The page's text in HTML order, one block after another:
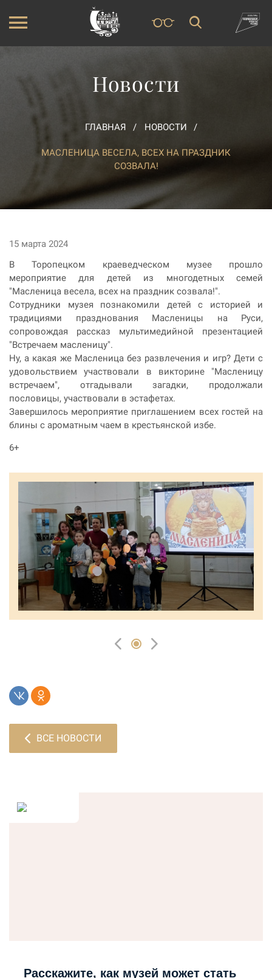
Новости
ГЛАВНАЯ НОВОСТИ
МАСЛЕНИЦА ВЕСЕЛА, ВСЕХ НА ПРАЗДНИК
СОЗВАЛА!
15 марта 2024
В Торопецком краеведческом музее прошло
мероприятие для детей из многодетных семей
"Масленица весела, всех на праздник созвала!".
Сотрудники музея познакомили детей с историей и
традициями празднования Масленицы на Руси,
сопровождая рассказ мультимедийной презентацией
"Встречаем масленицу".
Ну, а какая же Масленица без развлечения и игр? Дети с
удовольствием участвовали в викторине "Масленицу
встречаем", отгадывали загадки, продолжали
пословицы, участвовали в эстафетах.
Завершилось мероприятие приглашением всех гостей на
блины с ароматным чаем в крестьянской избе.
6+
ВСЕ НОВОСТИ
Расскажите, как музей может стать